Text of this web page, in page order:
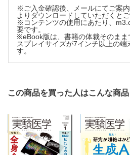
7. [Short Article] アステラス製薬の医
一】
8. [Short Article] 抗体医薬品設計にお
製薬【寺本礼仁】
9. グローバル投資家の視点から見るAI
木ゆりあ】
索引
和】
8. 生成AIによる化学構造の最適
像キャプション技術による最
9. トランスクリプトームからの
清優樹，山中知茂，山西芳裕】
合予測 ―データ駆動型アプロ
12. タンパク質言語モデルを活
藤原嵩士，清水秀幸】
第3章 医薬品候補分子の作用機序
Ⅰ．作用機序，メカニズム解明
※ご入金確認後、メールにてご案
よりダウンロードしていただくと
※コンテンツの使用にあたり、
要です。
※eBook版は、書籍の体裁そのまま
スプレイサイズが7インチ以上の端
す。
この商品を買った人はこんな商